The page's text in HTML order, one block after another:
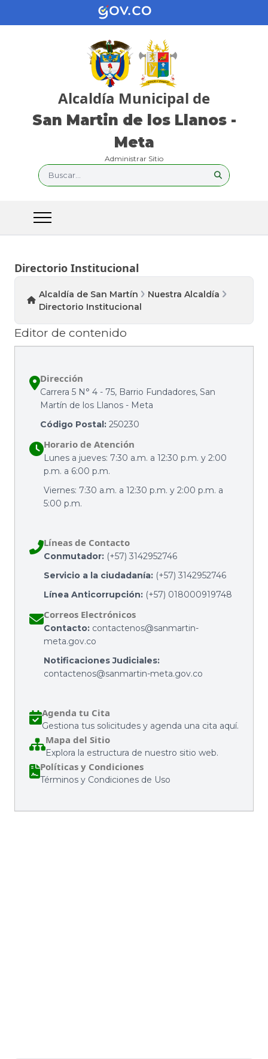
Alcaldía Municipal de
San Martin de los Llanos -
Meta
Administrar Sitio
Buscar...
Directorio Institucional
Alcaldía de San Martín
Nuestra Alcaldía
Directorio Institucional
Editor de contenido
Dirección
Carrera 5 N° 4 - 75, Barrio Fundadores, San
Martín de los Llanos - Meta
Código Postal: 250230
Horario de Atención
Lunes a jueves: 7:30 a.m. a 12:30 p.m. y 2:00
p.m. a 6:00 p.m.
Viernes: 7:30 a.m. a 12:30 p.m. y 2:00 p.m. a
5:00 p.m.
Líneas de Contacto
Conmutador: (+57) 3142952746
Servicio a la ciudadanía: (+57) 3142952746
Línea Anticorrupción: (+57) 018000919748
Correos Electrónicos
Contacto: contactenos@sanmartin-
meta.gov.co
Notificaciones Judiciales:
contactenos@sanmartin-meta.gov.co
Agenda tu Cita
Gestiona tus solicitudes y agenda una cita aquí.
Mapa del Sitio
Explora la estructura de nuestro sitio web.
Políticas y Condiciones
Términos y Condiciones de Uso